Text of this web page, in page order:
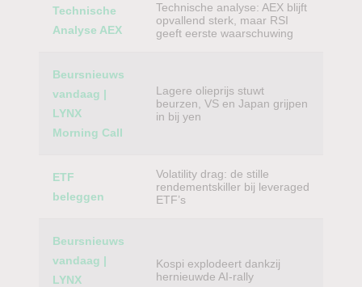
Technische
Analyse AEX
Technische analyse: AEX blijft
opvallend sterk, maar RSI
geeft eerste waarschuwing
Beursnieuws
vandaag |
LYNX
Morning Call
Lagere olieprijs stuwt
beurzen, VS en Japan grijpen
in bij yen
ETF
beleggen
Volatility drag: de stille
rendementskiller bij leveraged
ETF’s
Beursnieuws
vandaag |
LYNX
Kospi explodeert dankzij
hernieuwde AI-rally